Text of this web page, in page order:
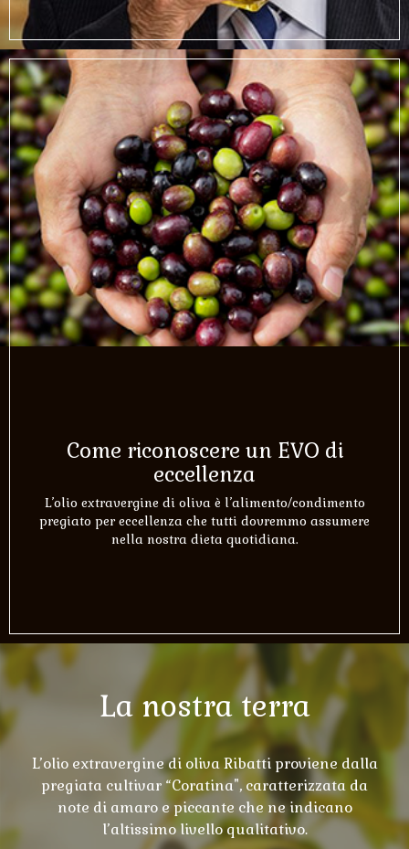
Come riconoscere un EVO di
eccellenza
L’olio extravergine di oliva è l’alimento/condimento
pregiato per eccellenza che tutti dovremmo assumere
nella nostra dieta quotidiana.
La nostra terra
L’olio extravergine di oliva Ribatti proviene dalla
pregiata cultivar “Coratina", caratterizzata da
note di amaro e piccante che ne indicano
l’altissimo livello qualitativo.